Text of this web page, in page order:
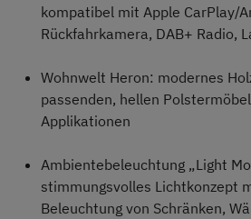
kompatibel mit Apple CarPlay/
Rückfahrkamera, DAB+ Radio,
Wohnwelt Heron: modernes
passenden, hellen
Applikationen
Ambientebeleuchtung „Light
stimmungsvolles Lichtkonzept
Beleuchtung von Schränken,